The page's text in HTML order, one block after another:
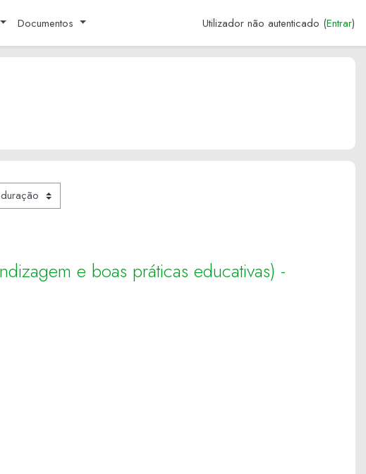
Documentos Utilizador não autenticado (Entrar)
e boas práticas educativas) -